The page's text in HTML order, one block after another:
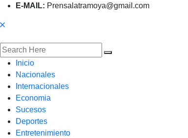
E-MAIL: Prensalatramoya@gmail.com
Inicio
Nacionales
Internacionales
Economia
Sucesos
Deportes
Entretenimiento